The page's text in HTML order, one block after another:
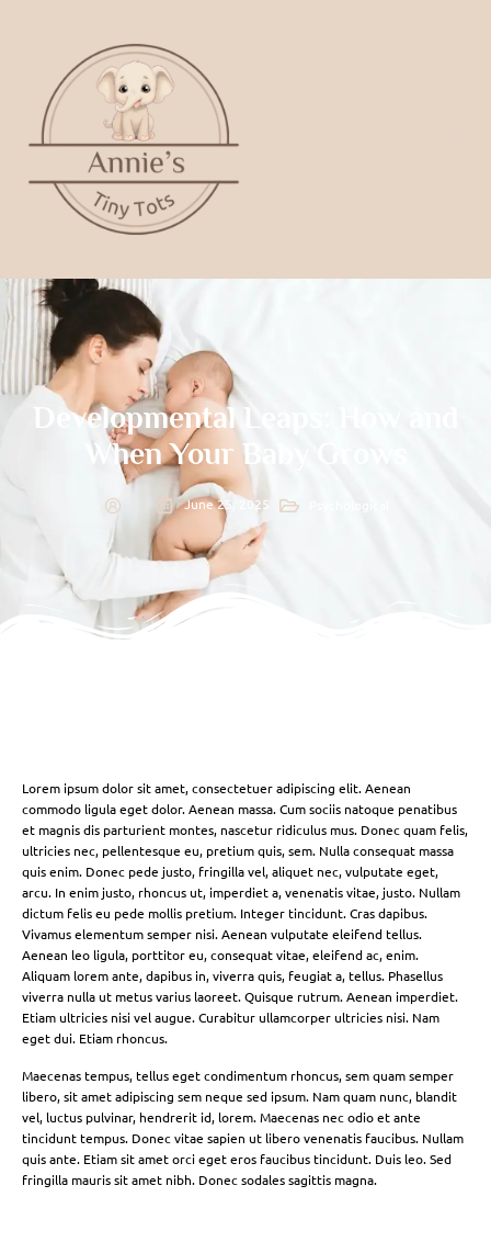
Developmental Leaps: How and
When Your Baby Grows
June 25, 2025
Lorem ipsum dolor sit amet, consectetuer adipiscing elit. Aenean
commodo ligula eget dolor. Aenean massa. Cum sociis natoque penatibus
et magnis dis parturient montes, nascetur ridiculus mus. Donec quam felis,
ultricies nec, pellentesque eu, pretium quis, sem. Nulla consequat massa
quis enim. Donec pede justo, fringilla vel, aliquet nec, vulputate eget,
arcu. In enim justo, rhoncus ut, imperdiet a, venenatis vitae, justo. Nullam
dictum felis eu pede mollis pretium. Integer tincidunt. Cras dapibus.
Vivamus elementum semper nisi. Aenean vulputate eleifend tellus.
Aenean leo ligula, porttitor eu, consequat vitae, eleifend ac, enim.
Aliquam lorem ante, dapibus in, viverra quis, feugiat a, tellus. Phasellus
viverra nulla ut metus varius laoreet. Quisque rutrum. Aenean imperdiet.
Etiam ultricies nisi vel augue. Curabitur ullamcorper ultricies nisi. Nam
eget dui. Etiam rhoncus.
Maecenas tempus, tellus eget condimentum rhoncus, sem quam semper
libero, sit amet adipiscing sem neque sed ipsum. Nam quam nunc, blandit
vel, luctus pulvinar, hendrerit id, lorem. Maecenas nec odio et ante
tincidunt tempus. Donec vitae sapien ut libero venenatis faucibus. Nullam
quis ante. Etiam sit amet orci eget eros faucibus tincidunt. Duis leo. Sed
fringilla mauris sit amet nibh. Donec sodales sagittis magna.